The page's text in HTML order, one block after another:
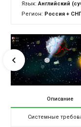
Язык:Английский
Регион: Россия + СНГ
Описание
Системные